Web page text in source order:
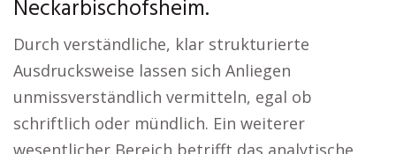
Neckarbischofsheim.
Durch verständliche, klar strukturierte
Ausdrucksweise lassen sich Anliegen
unmissverständlich vermitteln, egal ob
schriftlich oder mündlich. Ein weiterer
wesentlicher Bereich betrifft das analytische